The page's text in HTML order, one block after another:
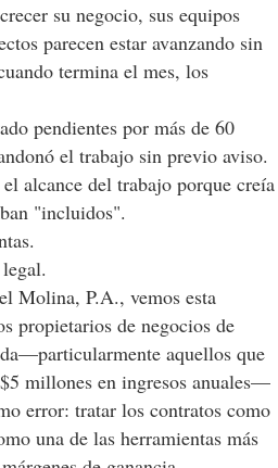
su negocio, sus equipos
parecen estar avanzando sin
termina el mes, los
pendientes por más de 60
el trabajo sin previo aviso.
alcance del trabajo porque creía
"incluidos".
Molina, P.A., vemos esta
propietarios de negocios de
aquellos que
millones en ingresos anuales—
error: tratar los contratos como
una de las herramientas más